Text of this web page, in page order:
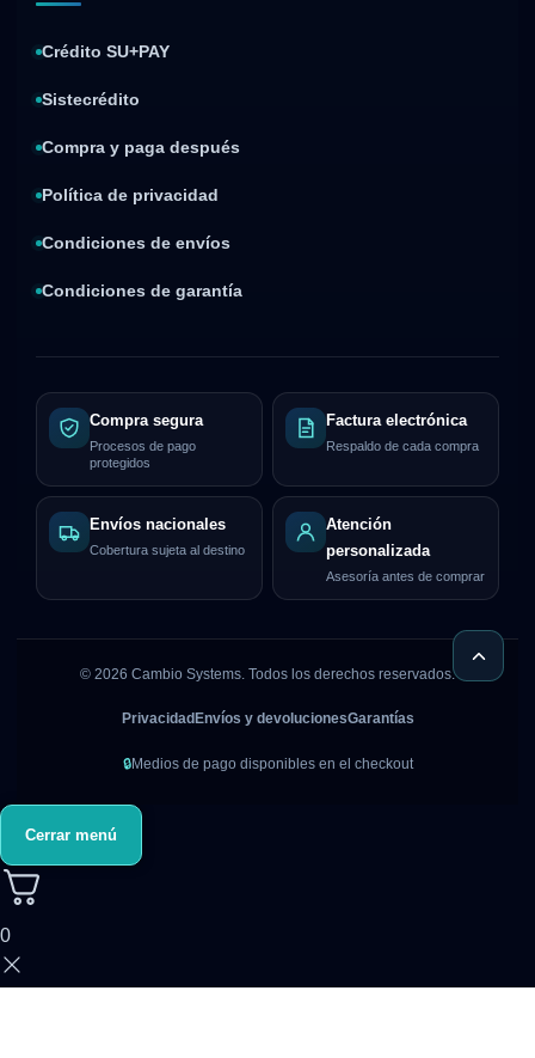
Crédito SU+PAY
Sistecrédito
Compra y paga después
Política de privacidad
Condiciones de envíos
Condiciones de garantía
Compra segura
Procesos de pago
protegidos
Factura electrónica
Respaldo de cada compra
Envíos nacionales
Cobertura sujeta al destino
Atención
personalizada
Asesoría antes de comprar
© 2026 Cambio Systems. Todos los derechos reservados.
Privacidad Envíos y devolucionesGarantías
🔒Medios de pago disponibles en el checkout
Cerrar menú
0